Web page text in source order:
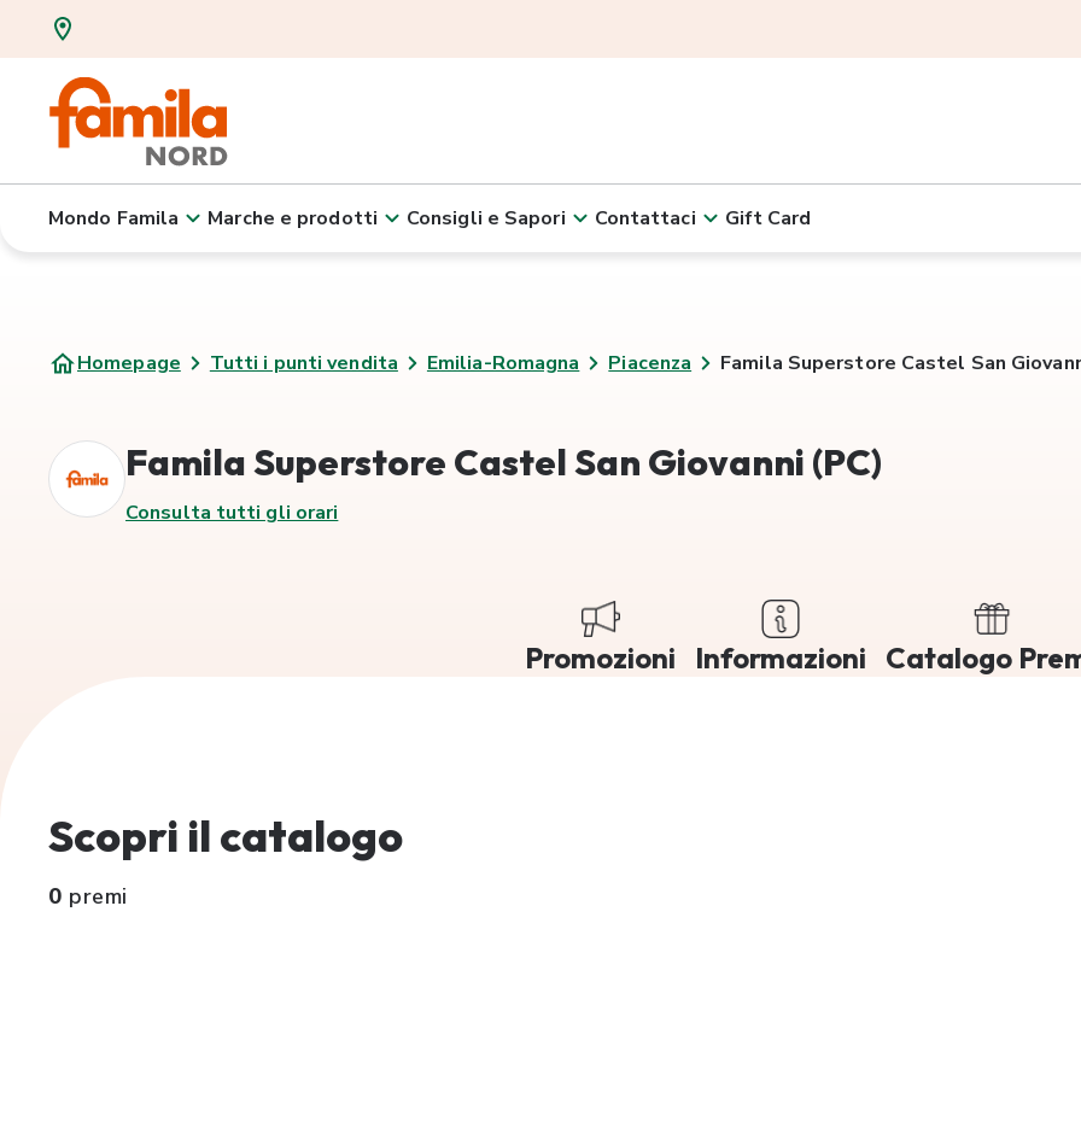
Mondo Famila Marche e prodotti Consigli e Sapori Contattaci Gift Card
Homepage Tutti i punti vendita Emilia-Romagna Piacenza Famila Superstore Castel San
Famila Superstore Castel San Giovanni (PC)
Consulta tutti gli orari
Promozioni Informazioni Catalogo
Scopri il catalogo
0 premi